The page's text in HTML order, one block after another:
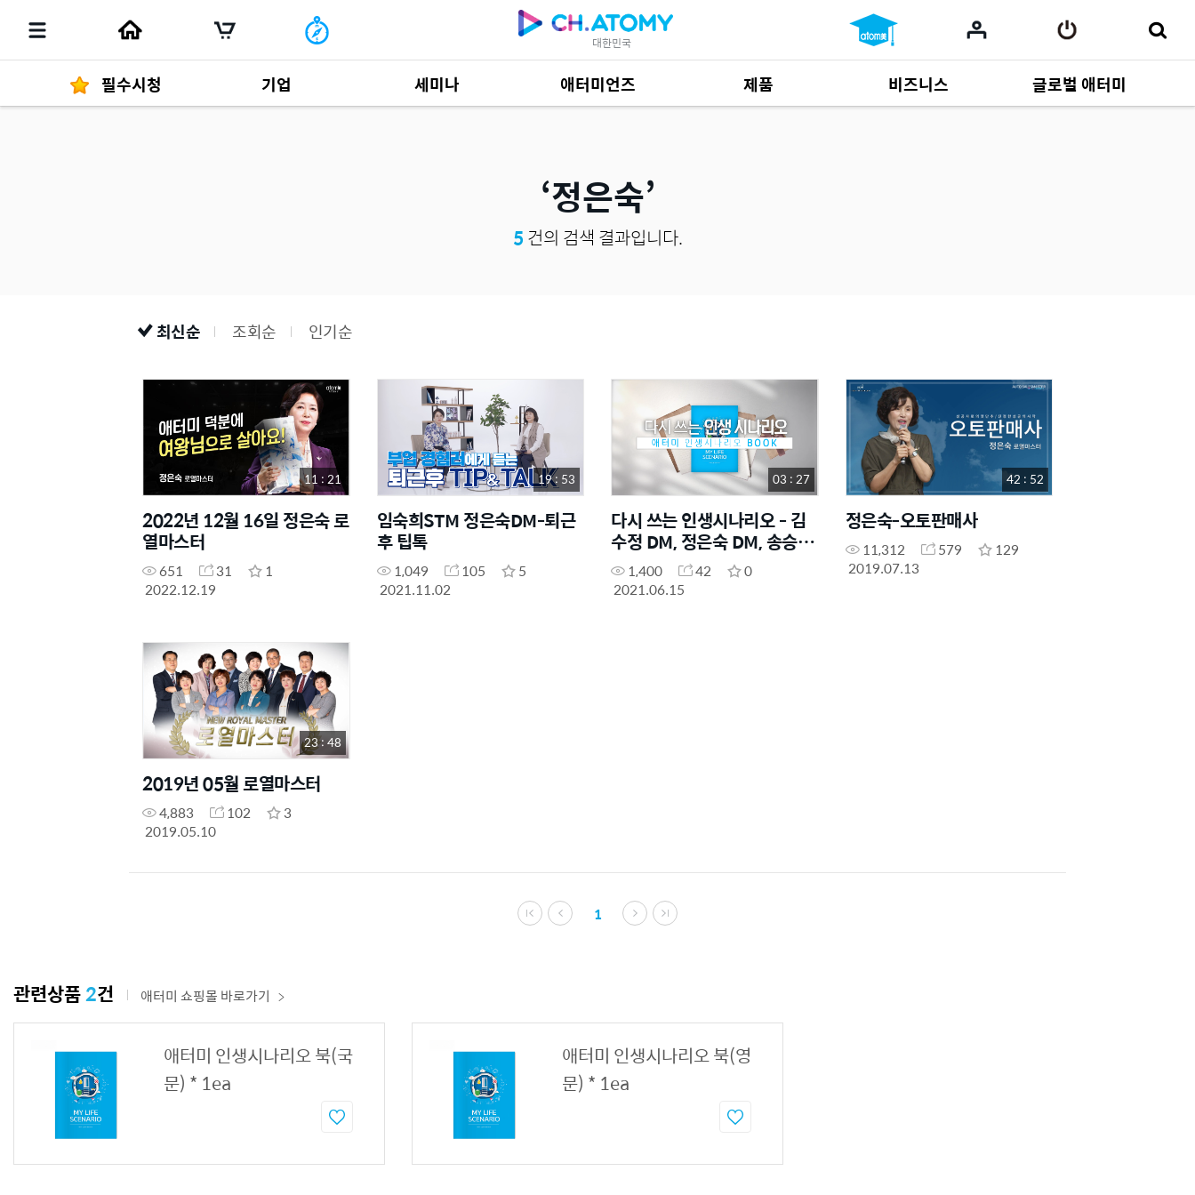
대한민국
필수시청 기업 세미나 애터미언즈 제품
제품 자료685
비즈니스
사업 자료165
글로벌 애터미
정은숙
5건의 검색 결과입니다.
최신순 조회순 인기순
11 : 21
2022년 12월 16일 정은숙 로
열마스터
651 31
1
2022.12.19
19 : 53
임숙희STM 정은숙DM-퇴근
후 팁톡
1,049 105
5
2021.11.02
03 : 27
다시 쓰는 인생시나리오 - 김
수정 DM, 정은숙 DM, 송승아
DM1,400 42
0
2021.06.15
42 : 52
정은숙-오토판매사
11,312 579
129
2019.07.13
23 : 48
2019년 05월 로열마스터
4,883 102
3
2019.05.10
1
관련상품2건 애터미 쇼핑몰 바로가기
애터미 인생시나리오 북(국
문) * 1ea
애터미 인생시나리오 북(영
문) * 1ea